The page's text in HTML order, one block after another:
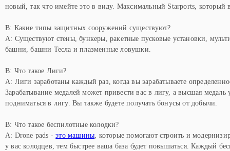
новый, так что имейте это в виду. Максимальный Starports, который
В: Какие типы защитных сооружений существуют?
A: Существуют стены, бункеры, ракетные пусковые установки,
башни, башни Тесла и плазменные ловушки.
В: Что такое Лиги?
A: Лиги заработаны каждый раз, когда вы зарабатываете
Зарабатывание медалей может привести вас в лигу, а высшая медаль
подниматься в лигу. Вы также будете получать бонусы от добычи.
В: Что такое беспилотные колодки?
A: Drone pads -это машины , которые помогают строить и
у вас колодцев, тем быстрее ваша база будет повышаться. Каждый